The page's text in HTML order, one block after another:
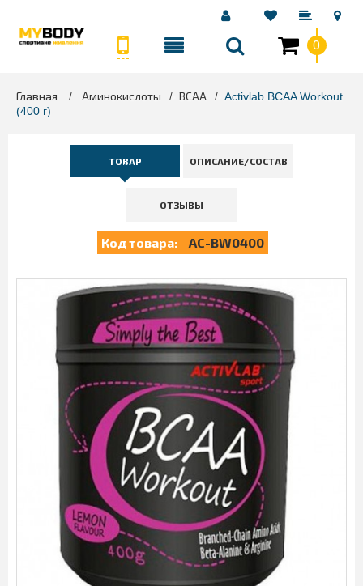
0
Главная > Аминокислоты > BCAA > Activlab BCAA Workout
(400 г)
ТОВАР ОПИСАНИЕ/СОСТАВ
ОТЗЫВЫ
Код товара: AC-BW0400